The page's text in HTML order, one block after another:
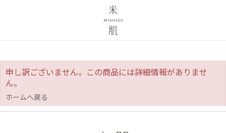
申し訳ございません。この商品には詳細情報がありませ
ん。
ホームへ戻る